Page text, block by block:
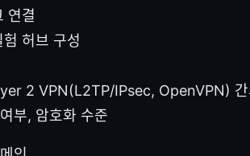
연결
허브 구성
2 VPN(L2TP/IPsec, OpenVPN) 간
부, 암호화 수준